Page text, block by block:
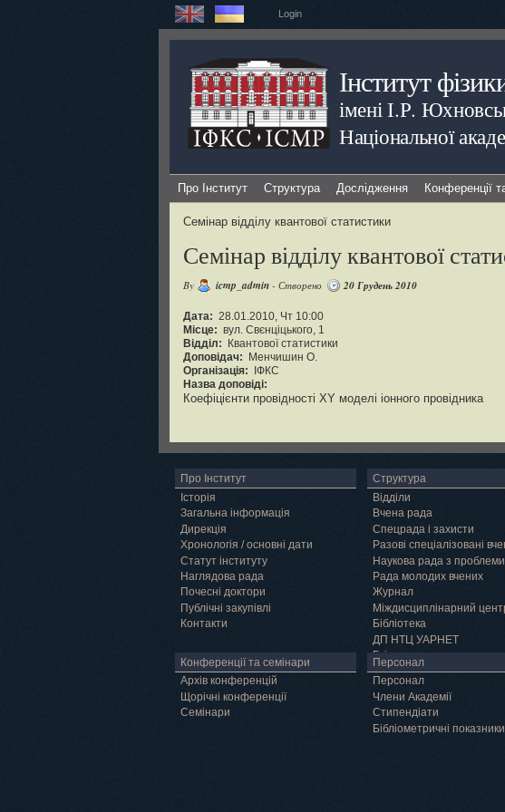
Login
Інститут
імені І.Р.
Національної
Про Інститут Структура Дослідження Конференції
Семінар відділу квантової статистики
Семінар відділу квантової
By icmp_admin - Створено 20 Грудень 2010
Дата: 28.01.2010, Чт 10:00
Місце: вул. Свєнціцького, 1
Відділ:
Квантової статистики
Доповідач:
Менчишин О.
Організація:
ІФКС
Назва доповіді:
Коефіцієнти провідності XY моделі іонного провідника
Про Інститут
Історія
Загальна інформація
Дирекція
Хронологія / основні дати
Статут інституту
Наглядова рада
Почесні доктори
Публічні закупівлі
Контакти
Структура
Відділи
Вчена рада
Спецрада і захисти
Разові спеціалізовані
Наукова рада з
Рада молодих вчених
Журнал
Міждисциплінарний
Бібліотека
ДП НТЦ УАРНЕТ
Грід
Конференції та семінари
Архів конференцій
Щорічні конференції
Семінари
Персонал
Персонал
Члени Академії
Cтипендіати
Бібліометричні